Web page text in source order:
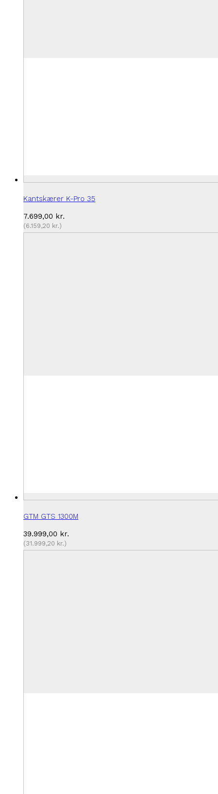
Kantskærer K-Pro 35
7.699,00 kr.
(6.159,20 kr.)
GTM GTS 1300M
39.999,00 kr.
(31.999,20 kr.)